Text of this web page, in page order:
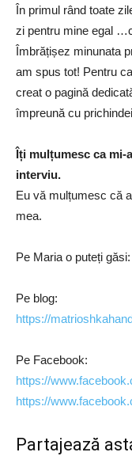
În primul rând toate
zi pentru mine egal
Îmbrățișez minunata
am spus tot! Pentru
creat o pagină
împreună cu
Îți mulțumesc ca mi-
interviu.
Eu vă mulțumesc că
mea.
Pe Maria o puteți găsi:
Pe blog:
https://
Pe Facebook:
https://
https://
Partajează